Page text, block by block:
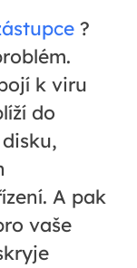
?
k viru
do
A pak
vaše